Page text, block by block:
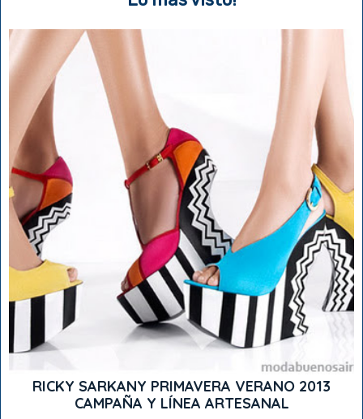
RICKY SARKANY PRIMAVERA VERANO 2013
CAMPAÑA Y LÍNEA ARTESANAL